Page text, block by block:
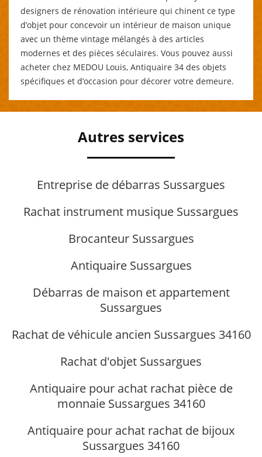
designers de rénovation intérieure qui chinent ce type
d’objet pour concevoir un intérieur de maison unique
avec un thème vintage mélangés à des articles
modernes et des pièces séculaires. Vous pouvez aussi
acheter chez MEDOU Louis, Antiquaire 34 des objets
spécifiques et d’occasion pour décorer votre demeure.
Autres services
Entreprise de débarras Sussargues
Rachat instrument musique Sussargues
Brocanteur Sussargues
Antiquaire Sussargues
Débarras de maison et appartement
Sussargues
Rachat de véhicule ancien Sussargues 34160
Rachat d'objet Sussargues
Antiquaire pour achat rachat pièce de
monnaie Sussargues 34160
Antiquaire pour achat rachat de bijoux
Sussargues 34160